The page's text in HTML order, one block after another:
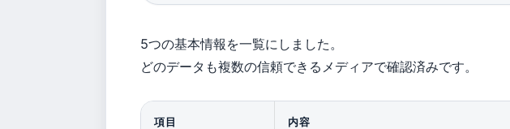
5つの基本情報を一覧にしました。
どのデータも複数の信頼できるメディアで確認済みです。
項目 内容